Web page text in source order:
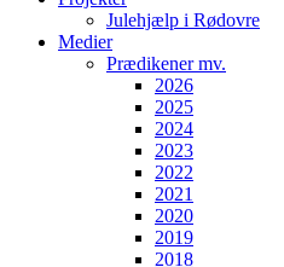
Julehjælp i Rødovre
Medier
Prædikener mv.
2026
2025
2024
2023
2022
2021
2020
2019
2018